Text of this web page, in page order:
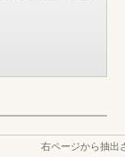
右ページから抽出